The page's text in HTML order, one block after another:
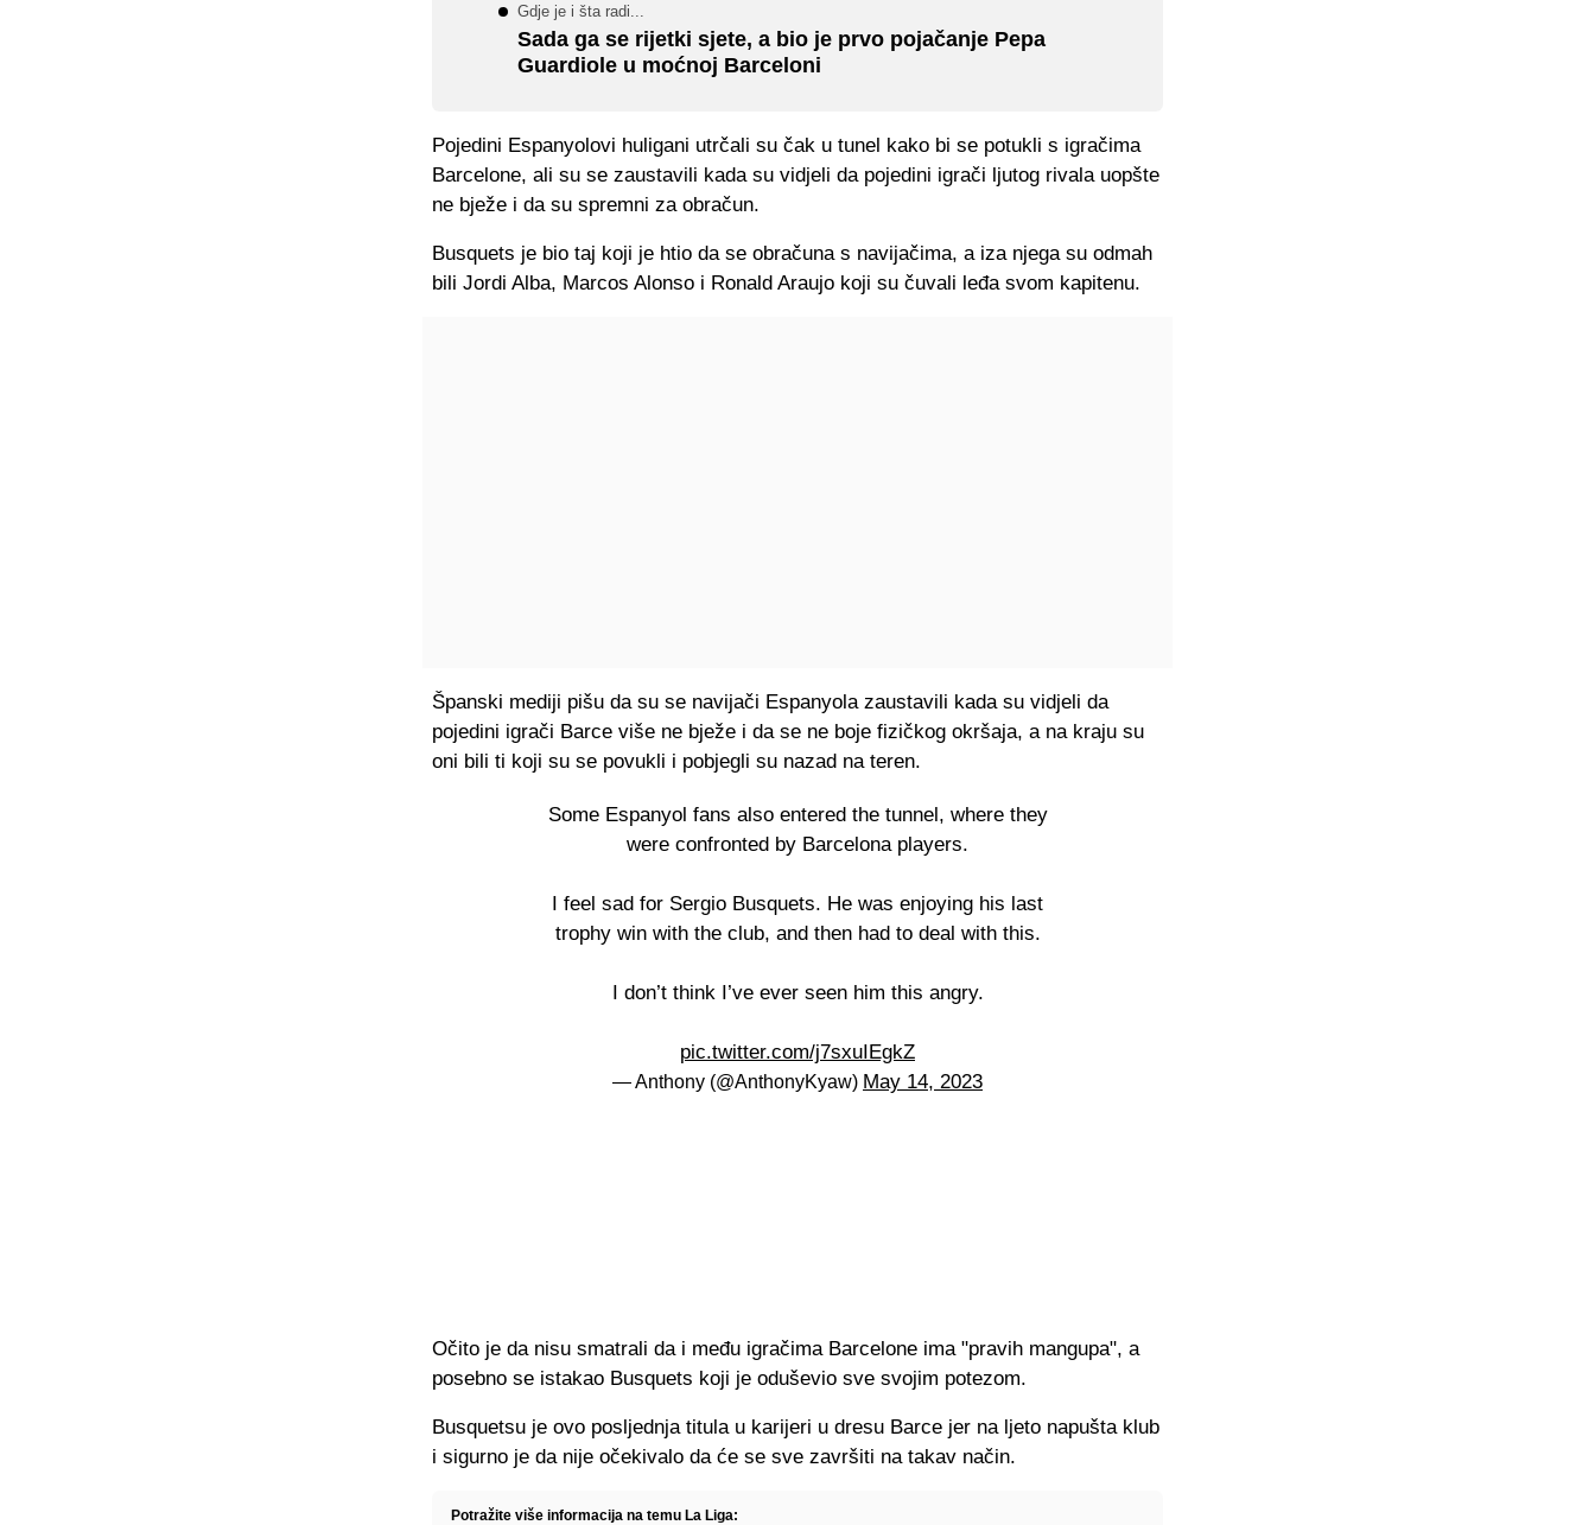
Gdje je i šta radi...
Sada ga se rijetki sjete, a bio je prvo pojačanje Pepa
Guardiole u moćnoj Barceloni
Pojedini Espanyolovi huligani utrčali su čak u tunel kako bi se potukli s igračima
Barcelone, ali su se zaustavili kada su vidjeli da pojedini igrači ljutog rivala uopšte
ne bježe i da su spremni za obračun.
Busquets je bio taj koji je htio da se obračuna s navijačima, a iza njega su odmah
bili Jordi Alba, Marcos Alonso i Ronald Araujo koji su čuvali leđa svom kapitenu.
Španski mediji pišu da su se navijači Espanyola zaustavili kada su vidjeli da
pojedini igrači Barce više ne bježe i da se ne boje fizičkog okršaja, a na kraju su
oni bili ti koji su se povukli i pobjegli su nazad na teren.
Some Espanyol fans also entered the tunnel, where they
were confronted by Barcelona players.
I feel sad for Sergio Busquets. He was enjoying his last
trophy win with the club, and then had to deal with this.
I don’t think I’ve ever seen him this angry.
pic.twitter.com/j7sxuIEgkZ
— Anthony (@AnthonyKyaw) May 14, 2023
Očito je da nisu smatrali da i među igračima Barcelone ima "pravih mangupa", a
posebno se istakao Busquets koji je oduševio sve svojim potezom.
Busquetsu je ovo posljednja titula u karijeri u dresu Barce jer na ljeto napušta klub
i sigurno je da nije očekivalo da će se sve završiti na takav način.
Potražite više informacija na temu La Liga: